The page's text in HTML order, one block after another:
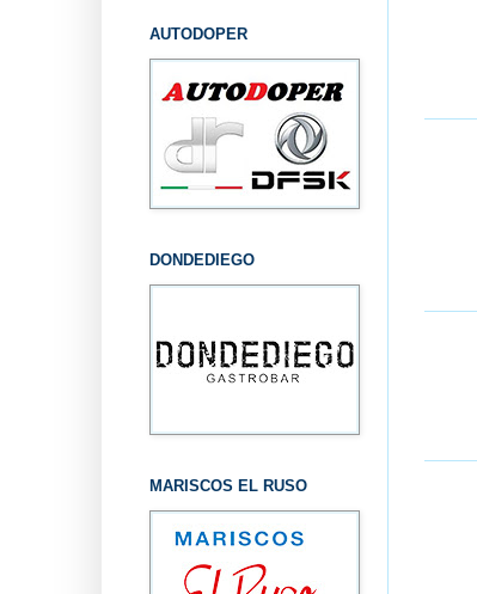
AUTODOPER
DONDEDIEGO
MARISCOS EL RUSO